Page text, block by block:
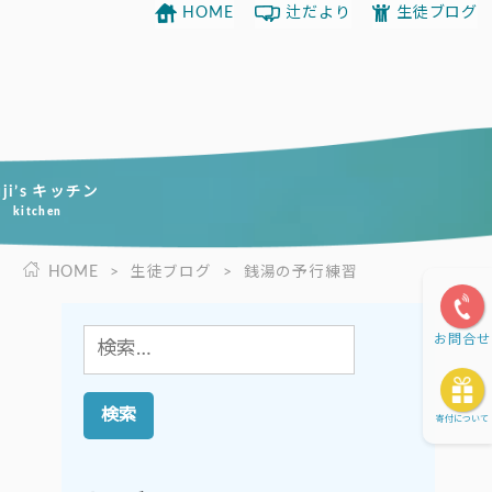
キッチン
kitchen
HOME 辻だより 生徒ブログ
お問合せ
寄付について
HOME > 生徒ブログ > 銭湯の予行練習
検
索: